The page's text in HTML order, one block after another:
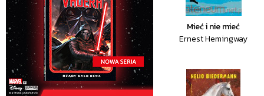
Mieć i nie mieć
Ernest Hemingway